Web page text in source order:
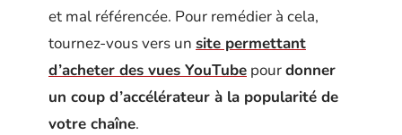
et mal référencée. Pour remédier à cela,
tournez-vous vers un site permettant
d’acheter des vues YouTube pourdonner
un coup d’accélérateur à la popularité de
votre chaîne.